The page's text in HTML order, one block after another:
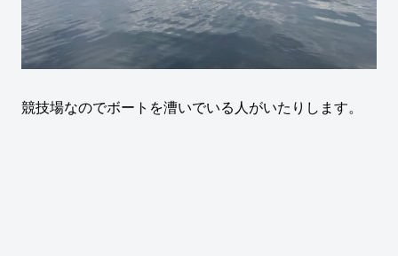
競技場なのでボートを漕いでいる人がいたりします。